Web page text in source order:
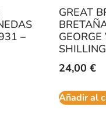
–
GREAT
GEORGE
24,00 €
Añadir al